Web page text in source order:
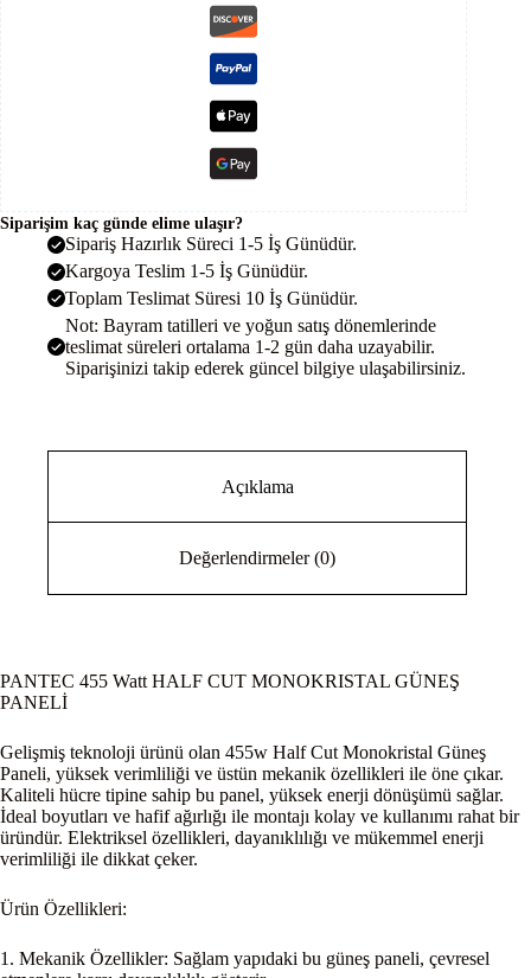
Siparişim kaç günde elime ulaşır?
Sipariş Hazırlık Süreci 1-5 İş Günüdür.
Kargoya Teslim 1-5 İş Günüdür.
Toplam Teslimat Süresi 10 İş Günüdür.
Not: Bayram tatilleri ve yoğun satış dönemlerinde
teslimat süreleri ortalama 1-2 gün daha uzayabilir.
Siparişinizi takip ederek güncel bilgiye ulaşabilirsiniz.
Açıklama
Değerlendirmeler (0)
PANTEC 455 Watt HALF CUT MONOKRISTAL GÜNEŞ
PANELİ
Gelişmiş teknoloji ürünü olan 455w Half Cut Monokristal Güneş
Paneli, yüksek verimliliği ve üstün mekanik özellikleri ile öne çıkar.
Kaliteli hücre tipine sahip bu panel, yüksek enerji dönüşümü sağlar.
İdeal boyutları ve hafif ağırlığı ile montajı kolay ve kullanımı rahat bir
üründür. Elektriksel özellikleri, dayanıklılığı ve mükemmel enerji
verimliliği ile dikkat çeker.
Ürün Özellikleri:
1. Mekanik Özellikler: Sağlam yapıdaki bu güneş paneli, çevresel